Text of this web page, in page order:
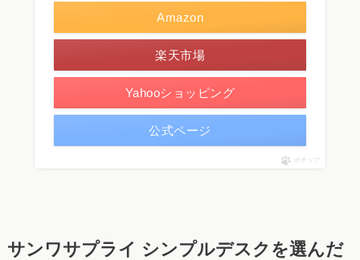
Amazon
楽天市場
Yahooショッピング
公式ページ
ポチップ
サンワサプライ シンプルデスクを選んだ